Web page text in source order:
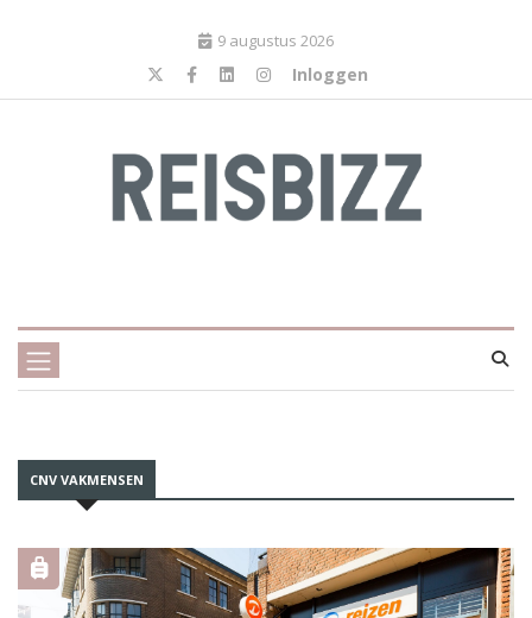
9 augustus 2026
Inloggen
CNV VAKMENSEN